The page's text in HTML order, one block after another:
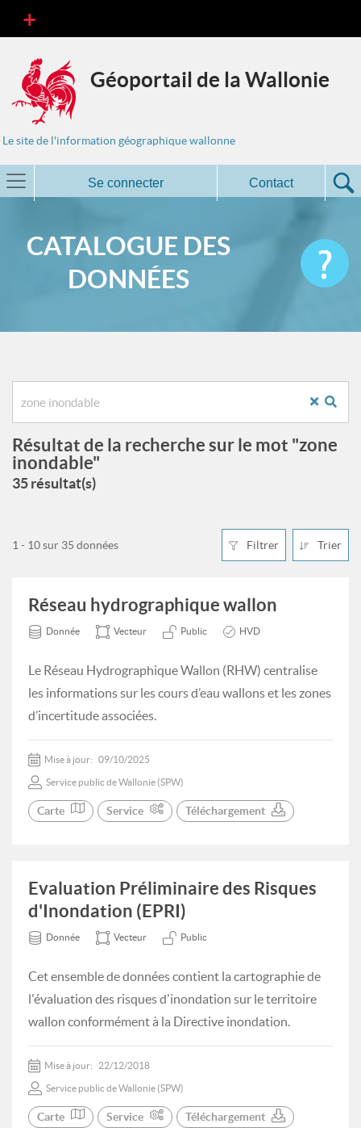
Géoportail de la Wallonie
Le site de l'information géographique wallonne
Se connecter Contact
CATALOGUE DES
DONNÉES
Résultat de la recherche sur le mot "zone
inondable"
35 résultat(s)
Filtrer Trier
1 - 10 sur 35 données
Réseau hydrographique wallon
Donnée Vecteur Public HVD
Le Réseau Hydrographique Wallon (RHW) centralise
les informations sur les cours d’eau wallons et les zones
d’incertitude associées.
Mise à jour: 09/10/2025
Service public de Wallonie (SPW)
Carte Service Téléchargement
Evaluation Préliminaire des Risques
d'Inondation (EPRI)
Donnée Vecteur Public
Cet ensemble de données contient la cartographie de
l'évaluation des risques d'inondation sur le territoire
wallon conformément à la Directive inondation.
Mise à jour: 22/12/2018
Service public de Wallonie (SPW)
Carte Service Téléchargement